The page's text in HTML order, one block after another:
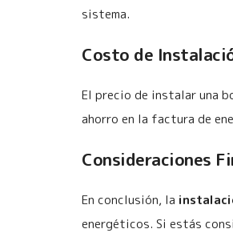
sistema.
Costo de
El precio de instalar una
ahorro en la factura de
Consideraciones
En conclusión, la
energéticos. Si estás